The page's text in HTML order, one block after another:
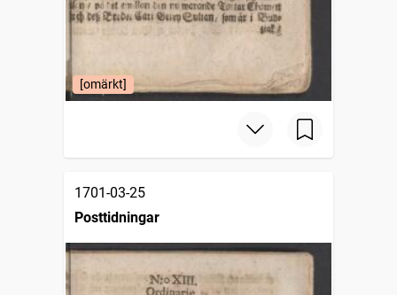
[omärkt]
1701-03-25
Posttidningar